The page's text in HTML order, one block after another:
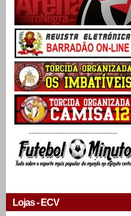
-------------------------------------
Lojas - ECV